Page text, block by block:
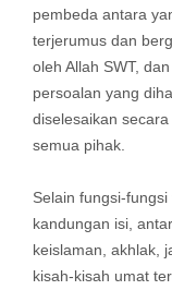
pembeda antara
terjerumus dan
oleh Allah SWT,
persoalan yang
diselesaikan
semua pihak.
Selain fungsi-
kandungan isi,
keislaman, akhlak,
kisah-kisah umat